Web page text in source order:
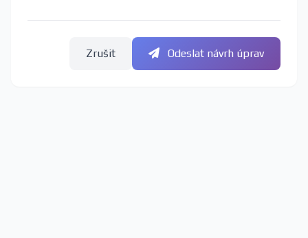
Zrušit Odeslat návrh úprav